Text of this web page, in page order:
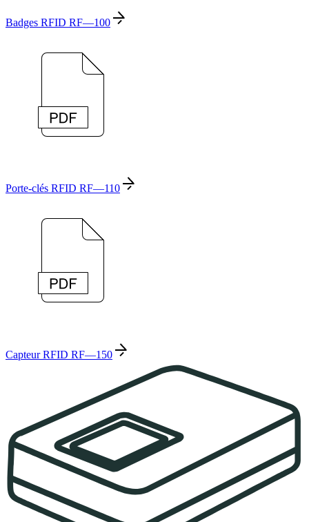
Badges RFID RF—100
Porte-clés RFID RF—110
Capteur RFID RF—150